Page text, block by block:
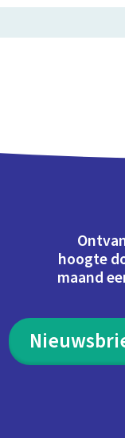
hoogte
maand